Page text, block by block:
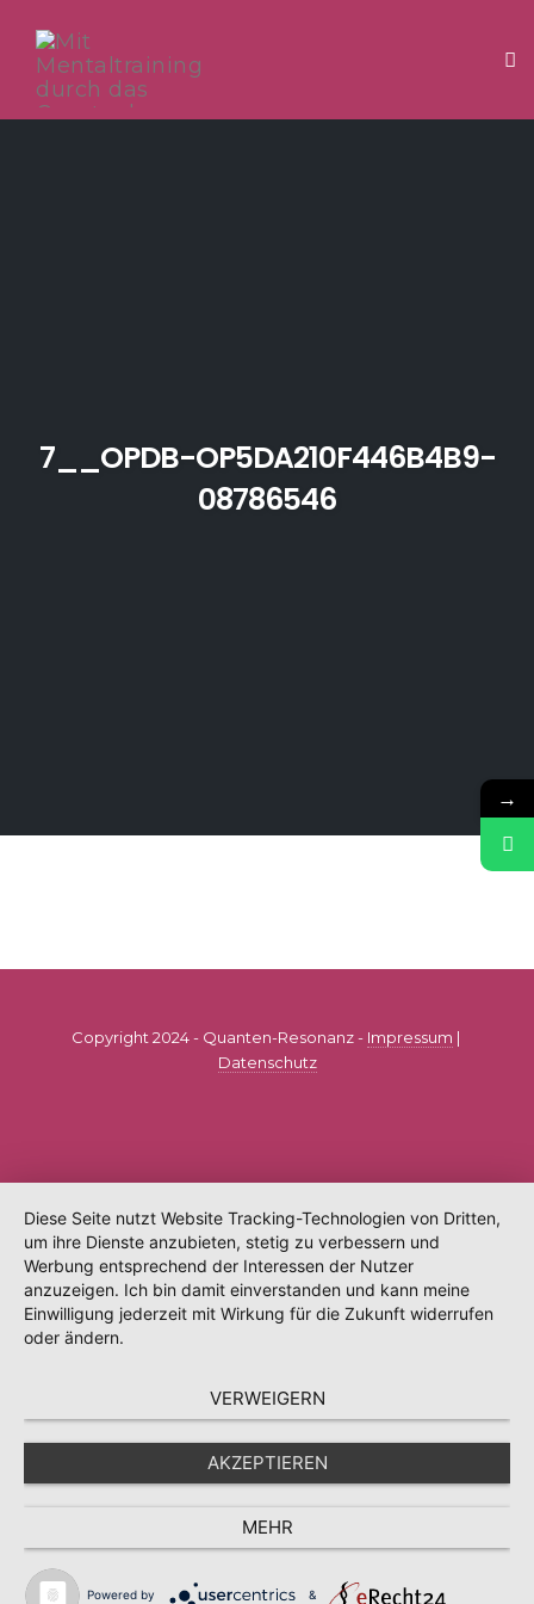
7__OPDB-OP5DA210F446B4B9-
08786546
Copyright 2024 - Quanten-Resonanz - Impressum |
Datenschutz
→
Diese Seite nutzt Website Tracking-Technologien von Dritten,
um ihre Dienste anzubieten, stetig zu verbessern und
Werbung entsprechend der Interessen der Nutzer
anzuzeigen. Ich bin damit einverstanden und kann meine
Einwilligung jederzeit mit Wirkung für die Zukunft widerrufen
oder ändern.
VERWEIGERN
AKZEPTIEREN
MEHR
Powered by &